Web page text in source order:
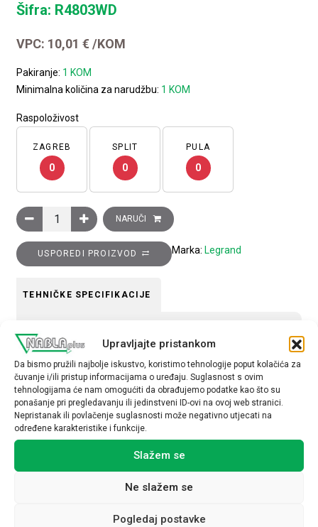
Upravljajte pristankom
Da bismo pružili najbolje iskustvo, koristimo tehnologije poput kolačića za
čuvanje i/ili pristup informacijama o uređaju. Suglasnost s ovim
tehnologijama će nam omogućiti da obrađujemo podatke kao što su
ponašanje pri pregledavanju ili jedinstveni ID-ovi na ovoj web stranici.
Nepristanak ili povlačenje suglasnosti može negativno utjecati na
određene karakteristike i funkcije.
Slažem se
Ne slažem se
Pogledaj postavke
Šifra: R4803WD
VPC: 10,01€ /KOM
Pakiranje: 1 KOM
Minimalna količina za narudžbu: 1 KOM
Raspoloživost
ZAGREB
0
SPLIT
0
PULA
0
Ukrasni okvir Clasia, 3 modula, bijelo zlato količina
NARUČI
USPOREDI PROIZVOD Marka: Legrand
TEHNIČKE SPECIFIKACIJE
Tip uređaja
Okvir
Povezani proizvodi